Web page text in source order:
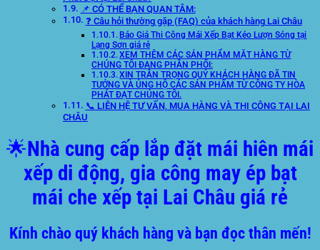
📌 CÓ THỂ BẠN QUAN TÂM:
❓ Câu hỏi thường gặp (FAQ) của khách hàng Lai Châu
Báo Giá Thi Công Mái Xếp Bạt Kéo Lượn Sóng tại
Lạng Sơn giá rẻ
XEM THÊM CÁC SẢN PHẨM MẶT HÀNG TỪ
CHÚNG TÔI ĐANG PHÂN PHỐI:
XIN TRÂN TRỌNG QUÝ KHÁCH HÀNG ĐÃ TIN
TƯỞNG VÀ ỦNG HỘ CÁC SẢN PHẨM TỪ CÔNG TY HÒA
PHÁT ĐẠT CHÚNG TÔI.
📞 LIÊN HỆ TƯ VẤN, MUA HÀNG VÀ THI CÔNG TẠI LAI
CHÂU
🌟Nhà cung cấp lắp đặt mái hiên mái
xếp di động, gia công may ép bạt
mái che xếp tại Lai Châu giá rẻ
Kính chào quý khách hàng và bạn đọc thân mến!